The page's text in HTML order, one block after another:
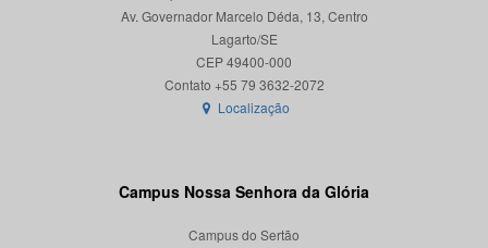
Av. Governador Marcelo Déda, 13, Centro
Lagarto/SE
CEP 49400-000
Localização
Campus Nossa Senhora da Glória
Campus do Sertão